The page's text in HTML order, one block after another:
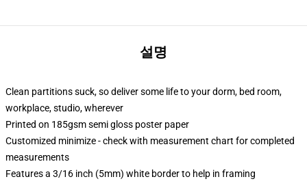
설명
Clean partitions suck, so deliver some life to your dorm, bed room,
workplace, studio, wherever
Printed on 185gsm semi gloss poster paper
Customized minimize - check with measurement chart for completed
measurements
Features a 3/16 inch (5mm) white border to help in framing